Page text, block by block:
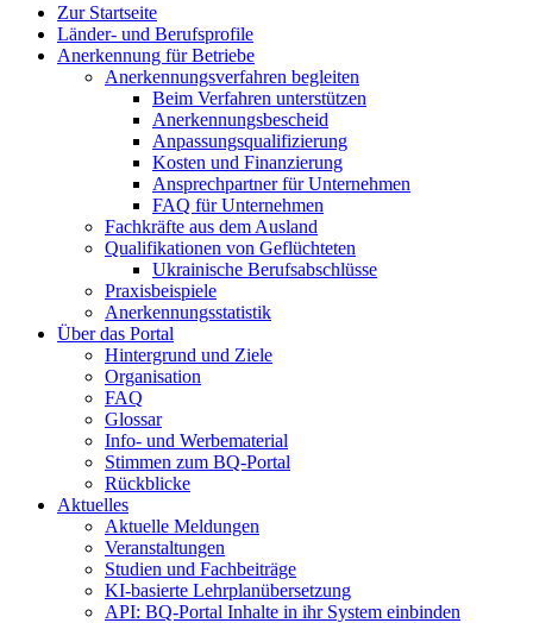
Zur Startseite
Länder- und Berufsprofile
Anerkennung für Betriebe
Anerkennungsverfahren begleiten
Beim Verfahren unterstützen
Anerkennungsbescheid
Anpassungsqualifizierung
Kosten und Finanzierung
Ansprechpartner für Unternehmen
FAQ für Unternehmen
Fachkräfte aus dem Ausland
Qualifikationen von Geflüchteten
Ukrainische Berufsabschlüsse
Praxisbeispiele
Anerkennungsstatistik
Über das Portal
Hintergrund und Ziele
Organisation
FAQ
Glossar
Info- und Werbematerial
Stimmen zum BQ-Portal
Rückblicke
Aktuelles
Aktuelle Meldungen
Veranstaltungen
Studien und Fachbeiträge
KI-basierte Lehrplanübersetzung
API: BQ-Portal Inhalte in ihr System einbinden